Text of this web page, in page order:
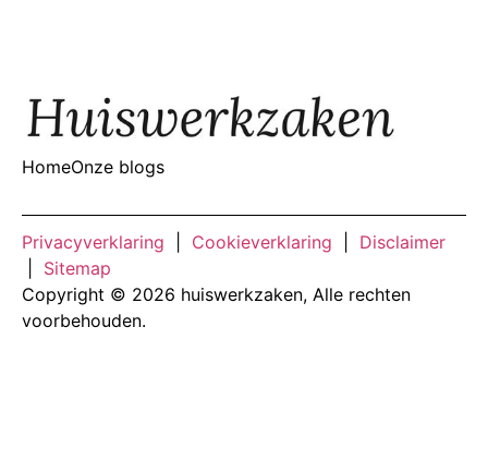
HomeOnze blogs
Privacyverklaring Cookieverklaring
Disclaimer
Sitemap
Copyright © 2026 huiswerkzaken, Alle rechten
voorbehouden.